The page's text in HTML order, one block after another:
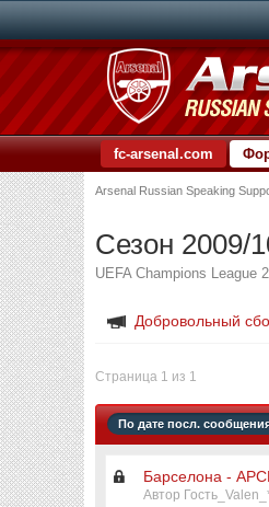
fc-arsenal.com
Arsenal Russian Speaking
Сезон 2009/
UEFA Champions League
Добровольный
Страница 1 из 1
По дате посл.
Барселона -
Автор